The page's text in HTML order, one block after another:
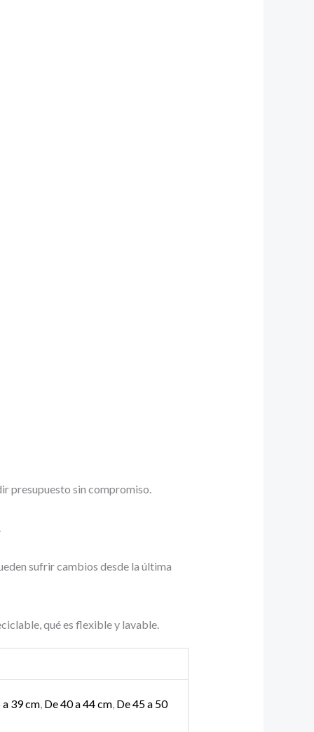
presupuesto sin compromiso.
sufrir cambios desde la última
qué es flexible y lavable.
a 39 cm, De 40 a 44 cm, De 45 a 50